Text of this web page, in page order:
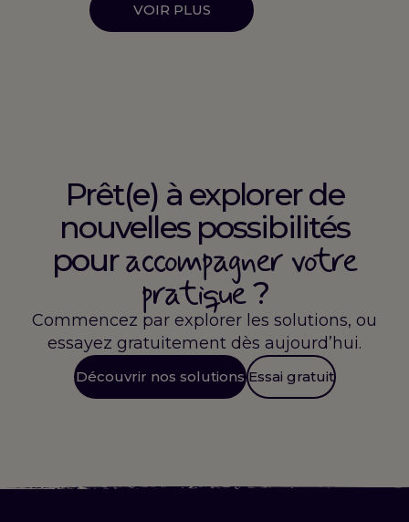
VOIR PLUS
Prêt(e) à explorer de
nouvelles possibilités
pouraccompagner votre
pratique?
Commencez par explorer les solutions, ou
essayez gratuitement dès aujourd’hui.
Découvrir nos solutions Essai gratuit